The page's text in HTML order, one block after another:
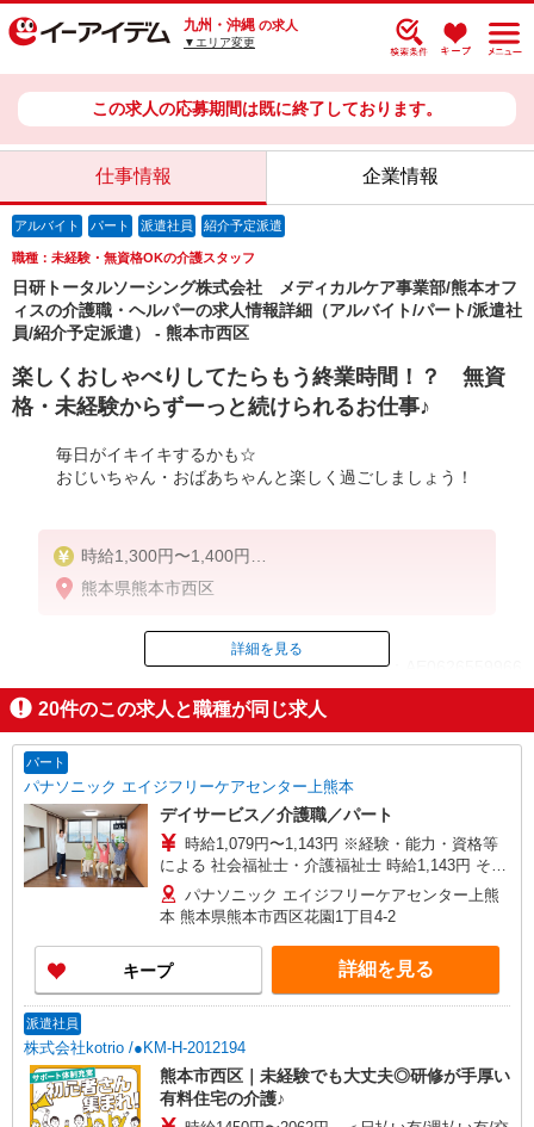
九州・沖縄 の求人
▼エリア変更
この求人の応募期間は既に終了しております。
仕事情報 企業情報
アルバイト パート 派遣社員 紹介予定派遣
職種：未経験・無資格OKの介護スタッフ
日研トータルソーシング株式会社 メディカルケア事業部/熊本オフ
ィスの介護職・ヘルパーの求人情報詳細（アルバイト/パート/派遣社
員/紹介予定派遣） - 熊本市西区
楽しくおしゃべりしてたらもう終業時間！？ 無資
格・未経験からずーっと続けられるお仕事♪
毎日がイキイキするかも☆
おじいちゃん・おばあちゃんと楽しく過ごしましょう！
時給1,300円〜1,400円
★週払いOK（規定あり）
熊本県熊本市西区
ID：AE0626559966
掲載期間終了
詳細を見る
20件のこの求人と職種が同じ求人
パート
パナソニック エイジフリーケアセンター上熊本
デイサービス／介護職／パート
時給1,079円〜1,143円 ※経験・能力・資格等
による 社会福祉士・介護福祉士 時給1,143円 その
他資格 時給1,079円 ※一律処遇改善加算含む 〇時
間外勤務手当 〇土日祝勤務手当 〇無事故無違反表
彰金 〇年末年始勤務手当
パナソニック エイジフリーケアセンター上熊
本 熊本県熊本市西区花園1丁目4-2
キープ 詳細を見る
派遣社員
株式会社kotrio /●KM-H-2012194
熊本市西区｜未経験でも大丈夫◎研修が手厚い
有料住宅の介護♪